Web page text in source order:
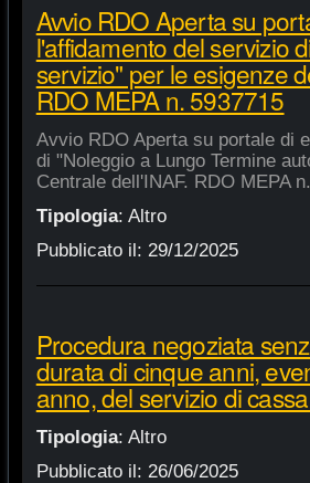
Avvio RDO Aperta su
l'affidamento del servizio
servizio" per le esigenze
RDO MEPA n. 5937715
Avvio RDO Aperta su portale di
di "Noleggio a Lungo Termine
Centrale dell'INAF. RDO MEPA
Tipologia: Altro
Pubblicato il: 29/12/2025
Procedura negoziata
durata di cinque anni,
anno, del servizio di
Tipologia: Altro
Pubblicato il: 26/06/2025